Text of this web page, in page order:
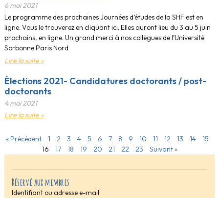
Réservé aux membres
Identifiant ou adresse e-mail
6 mai 2021
Le programme des prochaines Journées d’études de la SHF est en
ligne. Vous le trouverez en cliquant ici. Elles auront lieu du 3 au 5 juin
prochains, en ligne. Un grand merci à nos collègues de l’Université
Sorbonne Paris Nord
Lire la suite »
Élections 2021- Candidatures doctorants / post-
doctorants
4 mai 2021
Lire la suite »
« Précédent 1 2 3 4 5 6 7 8 9 10 11 12 13 14
15
16
17 18 19 20 21 22 23 Suivant »